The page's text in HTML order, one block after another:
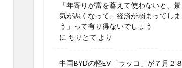
「年寄りが富を蓄えて使わないと、景
気が悪くなって、経済が弱まってしま
う」って有り得ないでしょう
に ちりとて より
中国BYDの軽EV「ラッコ」が７月２８